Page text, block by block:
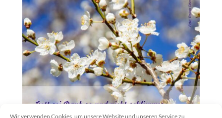
Wir verwenden Cookies, um unsere Website und unseren Service zu